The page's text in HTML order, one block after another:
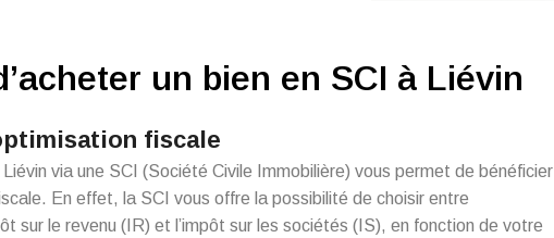
un bien en SCI à Liévin
fiscale
Liévin via une SCI (Société Civile Immobilière) vous permet de bénéficier
En effet, la SCI vous offre la possibilité de choisir entre
sur le revenu (IR) et l’impôt sur les sociétés (IS), en fonction de votre